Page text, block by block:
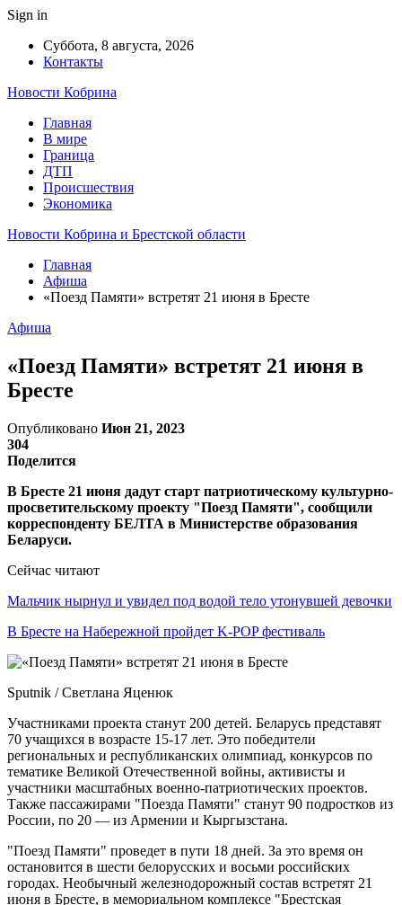
Sign in
Суббота, 8 августа, 2026
Контакты
Новости Кобрина
Главная
В мире
Граница
ДТП
Происшествия
Экономика
Новости Кобрина и Брестской области
Главная
Афиша
«Поезд Памяти» встретят 21 июня в Бресте
Афиша
«Поезд Памяти» встретят 21 июня в
Бресте
Опубликовано Июн 21, 2023
304
Поделится
В Бресте 21 июня дадут старт патриотическому культурно-
просветительскому проекту "Поезд Памяти", сообщили
корреспонденту БЕЛТА в Министерстве образования
Беларуси.
Сейчас читают
Мальчик нырнул и увидел под водой тело утонувшей девочки
В Бресте на Набережной пройдет K-POP фестиваль
Sputnik / Светлана Яценюк
Участниками проекта станут 200 детей. Беларусь представят
70 учащихся в возрасте 15-17 лет. Это победители
региональных и республиканских олимпиад, конкурсов по
тематике Великой Отечественной войны, активисты и
участники масштабных военно-патриотических проектов.
Также пассажирами "Поезда Памяти" станут 90 подростков из
России, по 20 — из Армении и Кыргызстана.
"Поезд Памяти" проведет в пути 18 дней. За это время он
остановится в шести белорусских и восьми российских
городах. Необычный железнодорожный состав встретят 21
июня в Бресте, в мемориальном комплексе "Брестская